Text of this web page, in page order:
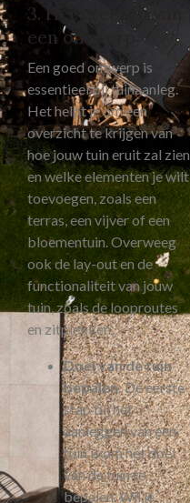
3. Het creëren van
een ontwerp
Een goed ontwerp is
essentieel bij tuinaanleg.
Het helpt je om een
overzicht te krijgen van
hoe jouw tuin eruit zal zien
en welke elementen je wilt
toevoegen, zoals een
terras, een vijver of een
bloementuin. Overweeg
ook de lay-out en de
functionaliteit van jouw
tuin, zoals de looproutes
en zitplekken.
Doel van de tuin
bepalen: De eerste
stap bij het
aanleggen van een
tuin is om het doel
van de tuin te
bepalen. Wil je